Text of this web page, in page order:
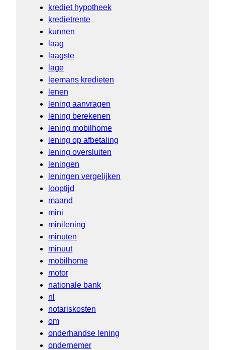
krediet hypotheek
kredietrente
kunnen
laag
laagste
lage
leemans kredieten
lenen
lening aanvragen
lening berekenen
lening mobilhome
lening op afbetaling
lening oversluiten
leningen
leningen vergelijken
looptijd
maand
mini
minilening
minuten
minuut
mobilhome
motor
nationale bank
nl
notariskosten
om
onderhandse lening
ondernemer